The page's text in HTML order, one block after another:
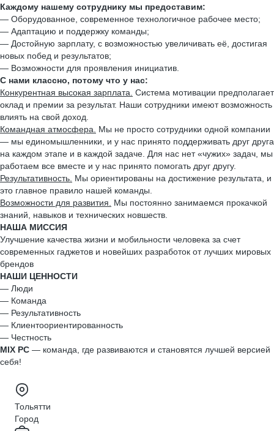
Каждому нашему сотруднику мы предоставим:
— Оборудованное, современное технологичное рабочее место;
— Адаптацию и поддержку команды;
— Достойную зарплату, с возможностью увеличивать её, достигая
новых побед и результатов;
— Возможности для проявления инициатив.
С нами классно, потому что у нас:
Конкурентная высокая зарплата. Система мотивации предполагает
оклад и премии за результат. Наши сотрудники имеют возможность
влиять на свой доход.
Командная атмосфера.
Мы не просто сотрудники одной компании
— мы единомышленники, и у нас принято поддерживать друг друга
на каждом этапе и в каждой задаче. Для нас нет «чужих» задач, мы
работаем все вместе и у нас принято помогать друг другу.
Результативность. Мы ориентированы на достижение результата, и
это главное правило нашей команды.
Возможности для развития.
Мы постоянно занимаемся прокачкой
знаний, навыков и технических новшеств.
НАША МИССИЯ
Улучшение качества жизни и мобильности человека за счет
современных гаджетов и новейших разработок от лучших мировых
брендов
НАШИ ЦЕННОСТИ
— Люди
— Команда
— Результативность
— Клиентоориентированность
— Честность
MIX PC — команда, где развиваются и становятся лучшей версией
себя!
Тольятти
Город